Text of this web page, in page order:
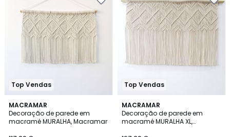
Top Vendas
MACRAMAR
Decoração de parede em
macramé MURALHA, Macramar
Top Vendas
MACRAMAR
Decoração de parede em
macramé MURALHA XL,
4
/
5